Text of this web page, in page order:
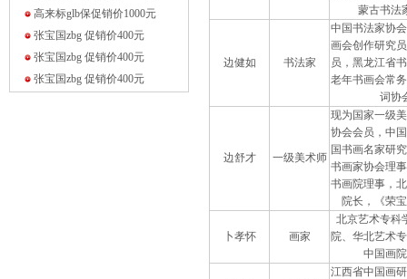
高来标glb保促销价1000元
张宝国zbg 促销价400元
张宝国zbg 促销价400元
张宝国zbg 促销价400元
蒙古书法
边健如 书法家
中国书法家协
画会创作研究
员，黑龙江省
老年书画会常
词协
边舒才 一级美术师
现为国家一级
协会会员，中
国书画名家研
书画家协会理
书画院理事，
院长，《荣
卜孝怀 画家
北京艺术专科
院、华北艺术
中国画
江西省中国画